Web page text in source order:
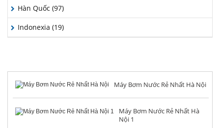
Hàn Quốc (97)
Indonexia (19)
Máy Bơm Nước Rẻ Nhất Hà Nội
Máy Bơm Nước Rẻ Nhất Hà
Nội 1